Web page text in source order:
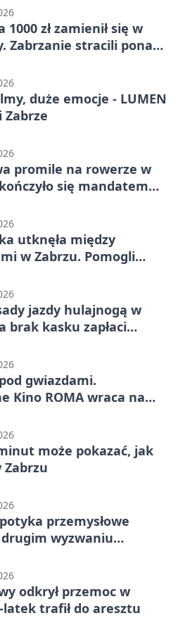
1000 zł zamienił się w
Zabrzanie stracili ponad
duże emocje - LUMEN
promile na rowerze w
się mandatem
utknęła między
w Zabrzu. Pomogli
jazdy hulajnogą w
brak kasku zapłaci
gwiazdami.
Kino ROMA wraca na
może pokazać, jak
Zabrzu
przemysłowe
wyzwaniu
odkrył przemoc w
latek trafił do aresztu